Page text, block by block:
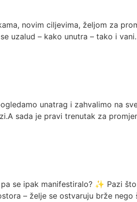
novim ciljevima, željom za
uzalud – kako unutra – tako i
unatrag i zahvalimo na
sada je pravi trenutak za
se ipak manifestiralo? ✨ Pazi
– želje se ostvaruju brže nego